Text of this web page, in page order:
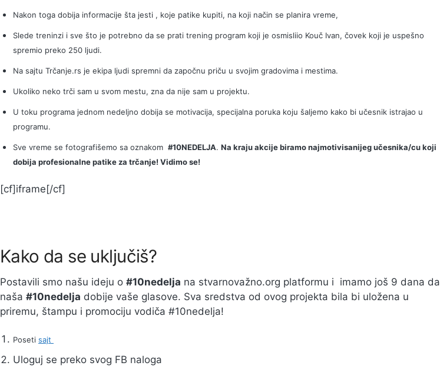
Nakon toga dobija informacije šta jesti , koje patike kupiti, na koji način se planira vreme,
Slede treninzi i sve što je potrebno da se prati trening program koji je osmisliio Kouč Ivan, čovek koji je uspešno
spremio preko 250 ljudi.
Na sajtu Trčanje.rs je ekipa ljudi spremni da započnu priču u svojim gradovima i mestima.
Ukoliko neko trči sam u svom mestu, zna da nije sam u projektu.
U toku programa jednom nedeljno dobija se motivacija, specijalna poruka koju šaljemo kako bi učesnik istrajao u
programu.
Sve vreme se fotografišemo sa oznakom #10NEDELJA. Na kraju akcije biramo najmotivisanijeg učesnika/cu koji
dobija profesionalne patike za trčanje! Vidimo se!
[cf]iframe[/cf]
Kako da se uključiš?
Postavili smo našu ideju o #10nedelja na stvarnovažno.org platformu i imamo još 9 dana da
naša #10nedelja dobije vaše glasove. Sva sredstva od ovog projekta bila bi uložena u
priremu, štampu i promociju vodiča #10nedelja!
Poseti sajt
Uloguj se preko svog FB naloga